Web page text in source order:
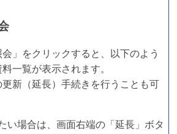
会」をクリックすると、以下のよう
一覧が表示されます。
新（延長）手続きを行うことも可
い場合は、画面右端の「延長」ボタ